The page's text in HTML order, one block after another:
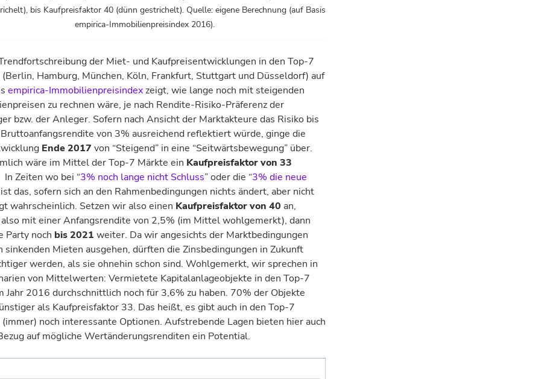
bis Kaufpreisfaktor 40 (dünn gestrichelt). Quelle: eigene Berechnung (auf Basis
empirica-Immobilienpreisindex 2016).
der Miet- und Kauf­preis­entwicklungen in den Top-7
Hamburg, München, Köln, Frankfurt, Stuttgart und Düsseldorf) auf
empirica-Immobilienpreisindexzeigt, wie lange noch mit steigenden
zu rechnen wäre, je nach Rendite-Risiko-Präferenz der
bzw. der Anleger. Sofern nach Ansicht der Marktakteure das Risiko bis
von 3% ausreichend reflektiert würde, ginge die
Ende 2017 von “Steigend” in eine “Seitwärts­bewegung” über.
wäre im Mittel der Top-7 Märkte ein Kaufpreisfaktor von 33
Zeiten wo bei “3% noch lange nicht Schluss” oder die “3% die neue
das, sofern sich an den Rahmenbedingungen nichts ändert, aber nicht
wahrscheinlich. Setzen wir also einen Kaufpreis­faktor von 40 an,
also mit einer Anfangs­rendite von 2,5% (im Mittel wohlgemerkt), dann
Party noch bis 2021 weiter. Da wir angesichts der Markt­bedingungen
sinkenden Mieten aus­gehen, dürften die Zins­bedingungen in Zukunft
werden, als sie ohnehin schon sind. Wohlgemerkt, wir sprechen in
von Mittelwerten: Vermietete Kapital­anlageobjekte in den Top-7
Jahr 2016 durchschnittlich noch für 3,6% zu haben. 70% der Objekte
als Kaufpreis­faktor 33. Das heißt, es gibt auch in den Top-7
noch interessante Optionen. Aufstrebende Lagen bieten hier auch
auf mögliche Wert­änderungsrenditen ein Potential.